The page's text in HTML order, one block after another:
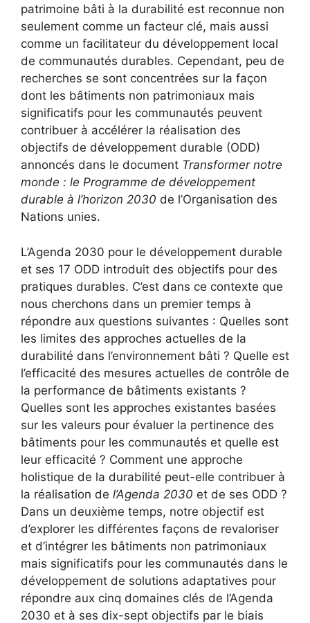
patrimoine bâti à la durabilité est reconnue non
seulement comme un facteur clé, mais aussi
comme un facilitateur du développement local
de communautés durables. Cependant, peu de
recherches se sont concentrées sur la façon
dont les bâtiments non patrimoniaux mais
significatifs pour les communautés peuvent
contribuer à accélérer la réalisation des
objectifs de développement durable (ODD)
annoncés dans le document Transformer notre
monde : le Programme de développement
durable à l’horizon 2030 de l’Organisation des
Nations unies.
L’Agenda 2030 pour le développement durable
et ses 17 ODD introduit des objectifs pour des
pratiques durables. C’est dans ce contexte que
nous cherchons dans un premier temps à
répondre aux questions suivantes : Quelles sont
les limites des approches actuelles de la
durabilité dans l’environnement bâti ? Quelle est
l’efficacité des mesures actuelles de contrôle de
la performance de bâtiments existants ?
Quelles sont les approches existantes basées
sur les valeurs pour évaluer la pertinence des
bâtiments pour les communautés et quelle est
leur efficacité ? Comment une approche
holistique de la durabilité peut-elle contribuer à
la réalisation de l’Agenda 2030 et de ses ODD ?
Dans un deuxième temps, notre objectif est
d’explorer les différentes façons de revaloriser
et d’intégrer les bâtiments non patrimoniaux
mais significatifs pour les communautés dans le
développement de solutions adaptatives pour
répondre aux cinq domaines clés de l’Agenda
2030 et à ses dix-sept objectifs par le biais